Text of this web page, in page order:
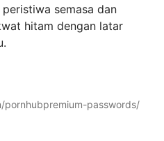
semasa dan
hitam dengan latar
passwords/